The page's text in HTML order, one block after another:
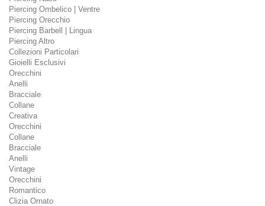
Piercing Ombelico | Ventre
Piercing Orecchio
Piercing Barbell | Lingua
Piercing Altro
Collezioni Particolari
Gioielli Esclusivi
Orecchini
Anelli
Bracciale
Collane
Creativa
Orecchini
Collane
Bracciale
Anelli
Vintage
Orecchini
Romantico
Clizia Ornato